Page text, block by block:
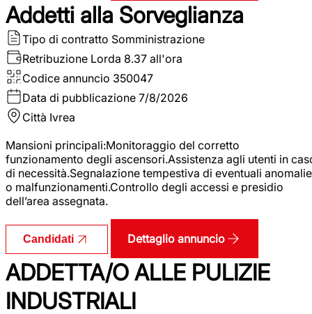
Addetti alla Sorveglianza
Tipo di contratto Somministrazione
Retribuzione Lorda 8.37 all'ora
Codice annuncio 350047
Data di pubblicazione 7/8/2026
Città Ivrea
Mansioni principali:Monitoraggio del corretto
funzionamento degli ascensori.Assistenza agli utenti in
di necessità.Segnalazione tempestiva di eventuali anomalie
o malfunzionamenti.Controllo degli accessi e presidio
dell’area assegnata.
Candidati Dettaglio annuncio
ADDETTA/O ALLE PULIZIE
INDUSTRIALI